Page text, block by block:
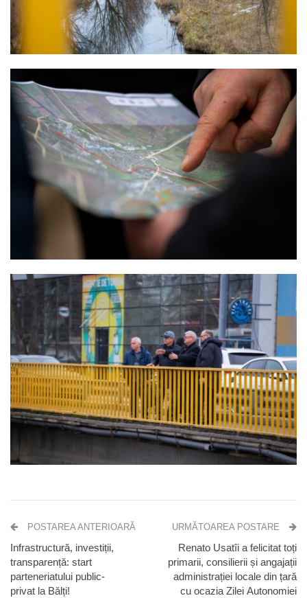
POSTAREA ANTERIOARĂ
Infrastructură, investiții,
transparență: start
parteneriatului public-
privat la Bălți!
URMĂTOAREA POSTARE
Renato Usatîi a felicitat toți
primarii, consilierii și angajații
administrației locale din țară
cu ocazia Zilei Autonomiei